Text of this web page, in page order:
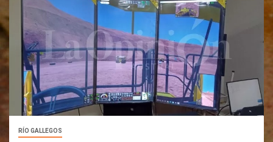
RÍO GALLEGOS